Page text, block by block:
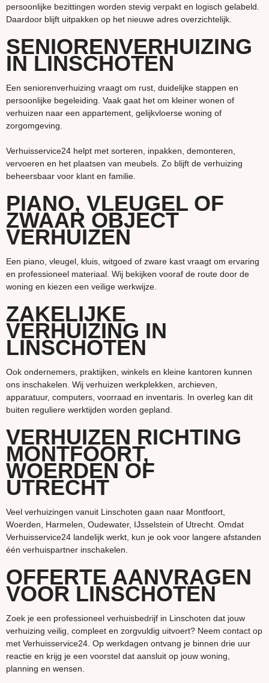
persoonlijke bezittingen worden stevig verpakt en logisch gelabeld.
Daardoor blijft uitpakken op het nieuwe adres overzichtelijk.
SENIORENVERHUIZING
IN LINSCHOTEN
Een seniorenverhuizing vraagt om rust, duidelijke stappen en
persoonlijke begeleiding. Vaak gaat het om kleiner wonen of
verhuizen naar een appartement, gelijkvloerse woning of
zorgomgeving.
Verhuisservice24 helpt met sorteren, inpakken, demonteren,
vervoeren en het plaatsen van meubels. Zo blijft de verhuizing
beheersbaar voor klant en familie.
PIANO, VLEUGEL OF
ZWAAR OBJECT
VERHUIZEN
Een piano, vleugel, kluis, witgoed of zware kast vraagt om ervaring
en professioneel materiaal. Wij bekijken vooraf de route door de
woning en kiezen een veilige werkwijze.
ZAKELIJKE
VERHUIZING IN
LINSCHOTEN
Ook ondernemers, praktijken, winkels en kleine kantoren kunnen
ons inschakelen. Wij verhuizen werkplekken, archieven,
apparatuur, computers, voorraad en inventaris. In overleg kan dit
buiten reguliere werktijden worden gepland.
VERHUIZEN RICHTING
MONTFOORT,
WOERDEN OF
UTRECHT
Veel verhuizingen vanuit Linschoten gaan naar Montfoort,
Woerden, Harmelen, Oudewater, IJsselstein of Utrecht. Omdat
Verhuisservice24 landelijk werkt, kun je ook voor langere afstanden
één verhuispartner inschakelen.
OFFERTE AANVRAGEN
VOOR LINSCHOTEN
Zoek je een professioneel verhuisbedrijf in Linschoten dat jouw
verhuizing veilig, compleet en zorgvuldig uitvoert? Neem contact op
met Verhuisservice24. Op werkdagen ontvang je binnen drie uur
reactie en krijg je een voorstel dat aansluit op jouw woning,
planning en wensen.